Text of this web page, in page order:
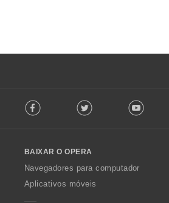
o
w
O
p
Facebook Twitter Youtube
BAIXAR O OPERA
Navegadores para computador
Aplicativos móveis